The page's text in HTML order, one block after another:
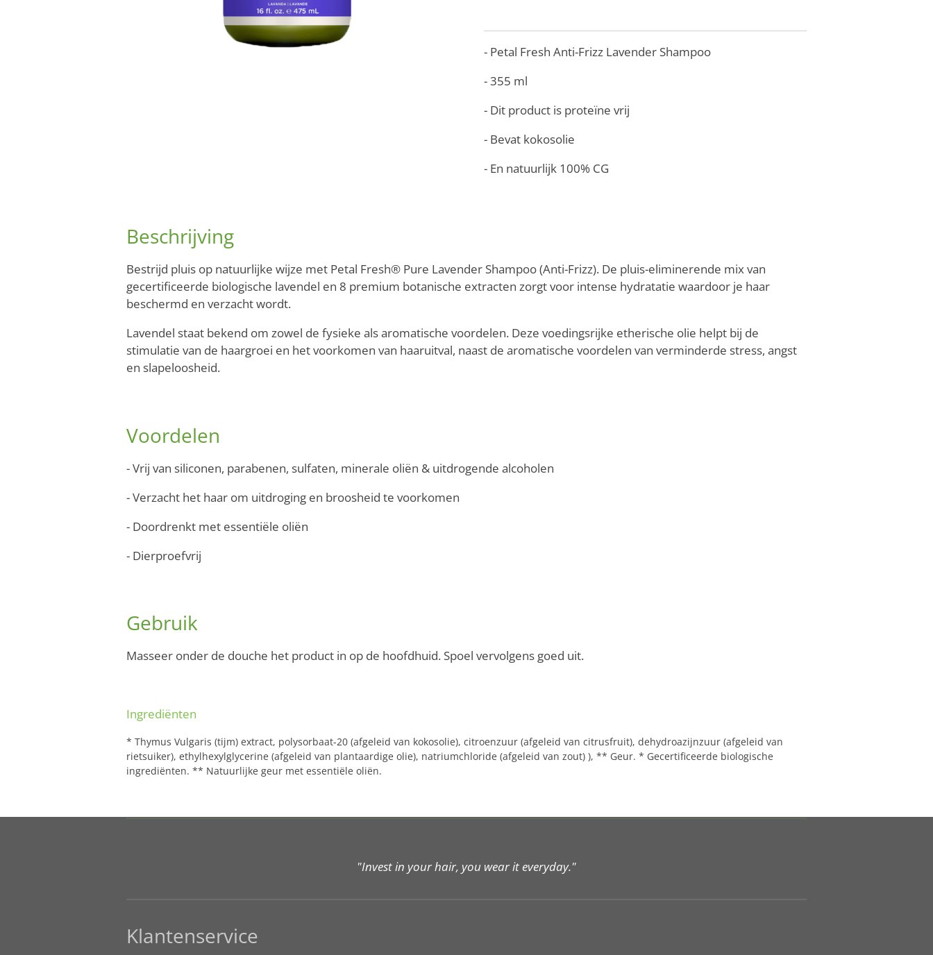
- Petal Fresh Anti-Frizz Lavender Shampoo
- 355 ml
- Dit product is proteïne vrij
- Bevat kokosolie
- En natuurlijk 100% CG
Beschrijving
Bestrijd pluis op natuurlijke wijze met Petal Fresh® Pure Lavender Shampoo (Anti-Frizz). De pluis-eliminerende mix van
gecertificeerde biologische lavendel en 8 premium botanische extracten zorgt voor intense hydratatie waardoor je haar
beschermd en verzacht wordt.
Lavendel staat bekend om zowel de fysieke als aromatische voordelen. Deze voedingsrijke etherische olie helpt bij de
stimulatie van de haargroei en het voorkomen van haaruitval, naast de aromatische voordelen van verminderde stress, angst
en slapeloosheid.
Voordelen
- Vrij van siliconen, parabenen, sulfaten, minerale oliën & uitdrogende alcoholen
- Verzacht het haar om uitdroging en broosheid te voorkomen
- Doordrenkt met essentiële oliën
- Dierproefvrij
Gebruik
Masseer onder de douche het product in op de hoofdhuid. Spoel vervolgens goed uit.
Ingrediënten
* Thymus Vulgaris (tijm) extract, polysorbaat-20 (afgeleid van kokosolie), citroenzuur (afgeleid van citrusfruit), dehydroazijnzuur (afgeleid van
rietsuiker), ethylhexylglycerine (afgeleid van plantaardige olie), natriumchloride (afgeleid van zout) ), ** Geur. * Gecertificeerde biologische
ingrediënten. ** Natuurlijke geur met essentiële oliën.
"Invest in your hair, you wear it everyday."
Klantenservice